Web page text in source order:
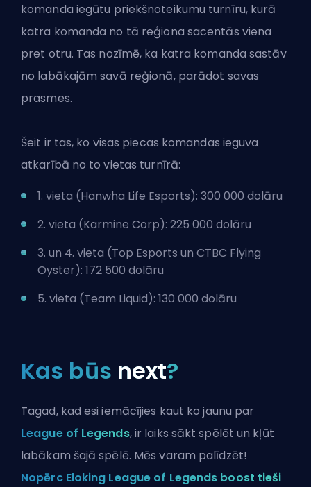
komanda iegūtu priekšnoteikumu turnīru, kurā
katra komanda no tā reģiona sacentās viena
pret otru. Tas nozīmē, ka katra komanda sastāv
no labākajām savā reģionā, parādot savas
prasmes.
Šeit ir tas, ko visas piecas komandas ieguva
atkarībā no to vietas turnīrā:
1. vieta (Hanwha Life Esports): 300 000 dolāru
2. vieta (Karmine Corp): 225 000 dolāru
3. un 4. vieta (Top Esports un CTBC Flying
Oyster): 172 500 dolāru
5. vieta (Team Liquid): 130 000 dolāru
Kas būs next?
Tagad, kad esi iemācījies kaut ko jaunu par
League of Legends, ir laiks sākt spēlēt un kļūt
labākam šajā spēlē. Mēs varam palīdzēt!
Nopērc Eloking League of Legends boost tieši